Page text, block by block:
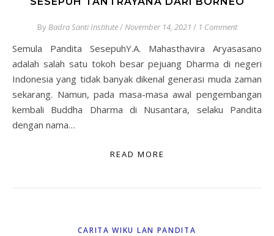
ByBadra Santi Institute/November 14, 2021 / 1 Comment
Semula Pandita SesepuhY.A. Mahasthavira Aryasasano
adalah salah satu tokoh besar pejuang Dharma di negeri
Indonesia yang tidak banyak dikenal generasi muda zaman
sekarang. Namun, pada masa-masa awal pengembangan
kembali Buddha Dharma di Nusantara, selaku Pandita
dengan nama…
READ MORE
CARITA WIKU LAN PANDITA